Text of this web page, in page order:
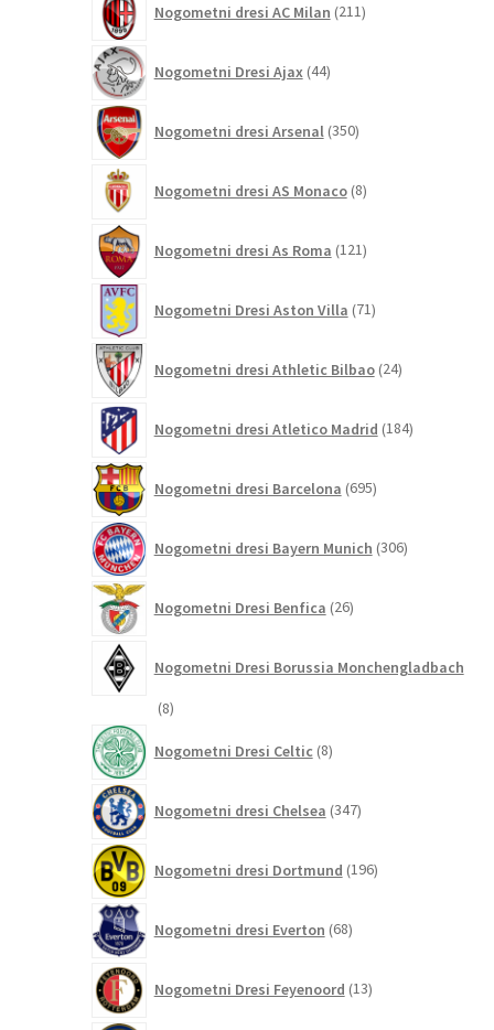
Nogometni dresi AC Milan 211izdelkov
Nogometni Dresi Ajax 44izdelkov
Nogometni dresi Arsenal 350izdelkov
Nogometni dresi AS Monaco 8izdelkov
Nogometni dresi As Roma 121izdelkov
Nogometni Dresi Aston Villa 71izdelkov
Nogometni dresi Athletic Bilbao 24izdelkov
Nogometni dresi Atletico Madrid 184izdelkov
Nogometni dresi Barcelona 695izdelkov
Nogometni dresi Bayern Munich 306izdelkov
Nogometni Dresi Benfica 26izdelkov
Nogometni Dresi Borussia Monchengladbach
88
Nogometni Dresi Celtic 8izdelkov
Nogometni dresi Chelsea 347izdelkov
Nogometni dresi Dortmund 196izdelkov
Nogometni dresi Everton 68izdelkov
Nogometni Dresi Feyenoord 13izdelkov